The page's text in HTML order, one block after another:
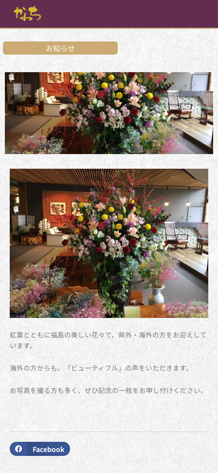
を
お知らせ
紅葉とともに福島の美しい花々で、県外・海外の方をお迎えして
います。
海外の方からも、「ビューティフル」の声をいただきます。
お写真を撮る方も多く、ぜひ記念の一枚をお申し付けください。
Facebook